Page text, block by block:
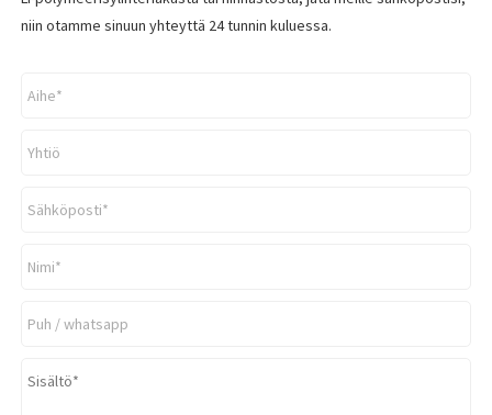
niin otamme sinuun yhteyttä 24 tunnin kuluessa.